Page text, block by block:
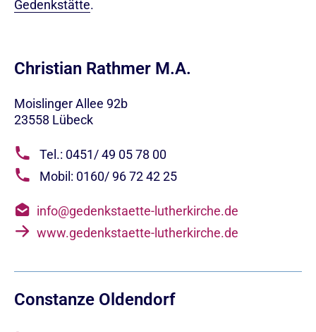
Gedenkstätte.
Christian Rathmer M.A.
Moislinger Allee 92b
23558 Lübeck
Tel.: 0451/ 49 05 78 00
Mobil: 0160/ 96 72 42 25
info@gedenkstaette-lutherkirche.de
www.gedenkstaette-lutherkirche.de
Constanze Oldendorf